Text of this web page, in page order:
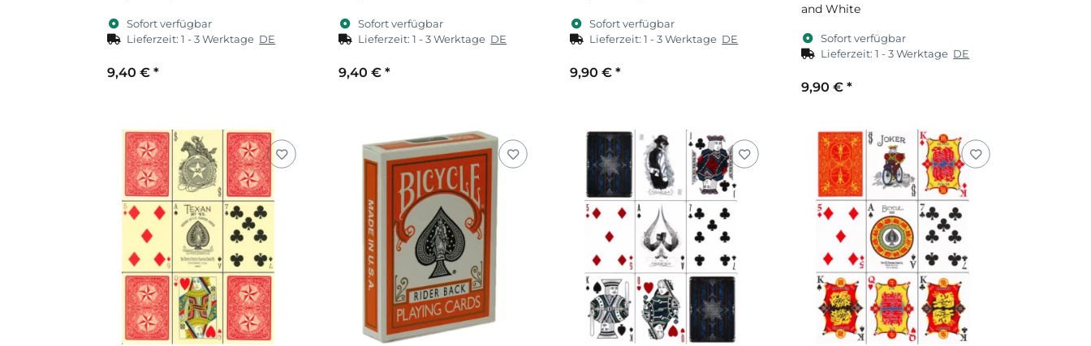
Sofort verfügbar
Lieferzeit:1 - 3 Werktage DE
9,40 € *
Sofort verfügbar
Lieferzeit:1 - 3 Werktage DE
9,40 € *
Sofort verfügbar
Lieferzeit:1 - 3 Werktage DE
9,90 € *
and White
Sofort verfügbar
Lieferzeit:1 - 3 Werktage DE
9,90 € *